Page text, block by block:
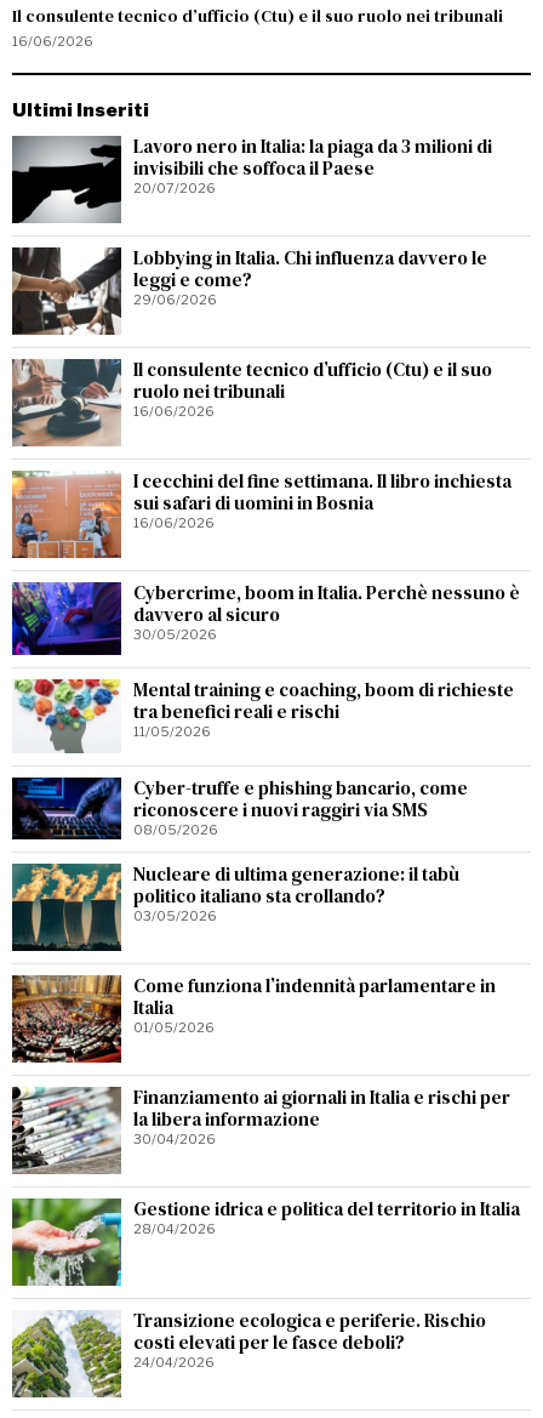
Il consulente tecnico d’ufficio (Ctu) e il suo ruolo nei tribunali
16/06/2026
Ultimi Inseriti
Lavoro nero in Italia: la piaga da 3 milioni di
invisibili che soffoca il Paese
20/07/2026
Lobbying in Italia. Chi influenza davvero le
leggi e come?
29/06/2026
Il consulente tecnico d’ufficio (Ctu) e il suo
ruolo nei tribunali
16/06/2026
I cecchini del fine settimana. Il libro inchiesta
sui safari di uomini in Bosnia
16/06/2026
Cybercrime, boom in Italia. Perchè nessuno è
davvero al sicuro
30/05/2026
Mental training e coaching, boom di richieste
tra benefici reali e rischi
11/05/2026
Cyber-truffe e phishing bancario, come
riconoscere i nuovi raggiri via SMS
08/05/2026
Nucleare di ultima generazione: il tabù
politico italiano sta crollando?
03/05/2026
Come funziona l’indennità parlamentare in
Italia
01/05/2026
Finanziamento ai giornali in Italia e rischi per
la libera informazione
30/04/2026
Gestione idrica e politica del territorio in Italia
28/04/2026
Transizione ecologica e periferie. Rischio
costi elevati per le fasce deboli?
24/04/2026